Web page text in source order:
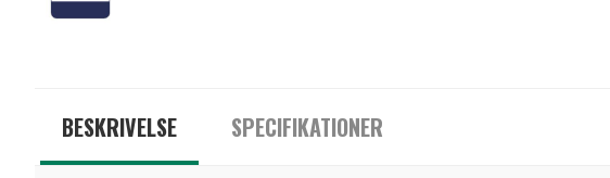
BESKRIVELSE SPECIFIKATIONER